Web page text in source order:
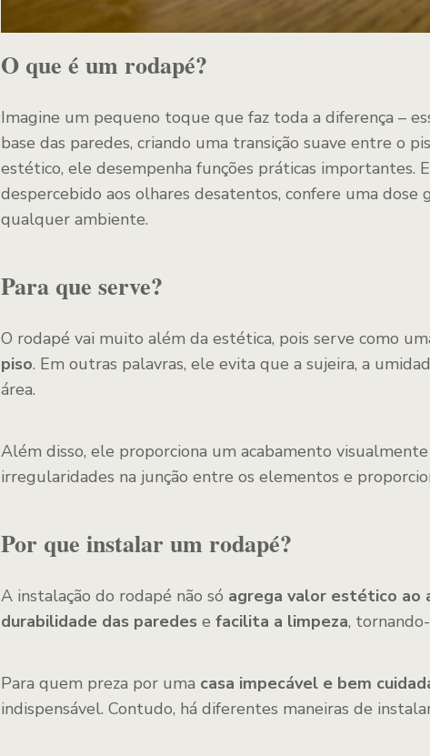
O que é um rodapé?
Imagine um pequeno toque que faz toda a diferença –
base das paredes, criando uma transição suave entre o
estético, ele desempenha funções práticas importantes.
despercebido aos olhares desatentos, confere uma
qualquer ambiente.
Para que serve?
O rodapé vai muito além da estética, pois serve como
piso. Em outras palavras, ele evita que a sujeira, a
área.
Além disso, ele proporciona um acabamento
irregularidades na junção entre os elementos e
Por que instalar um rodapé?
A instalação do rodapé não só agrega valor estético ao
durabilidade das paredese facilita a limpeza,
Para quem preza por uma casa impecável e bem
indispensável. Contudo, há diferentes maneiras de